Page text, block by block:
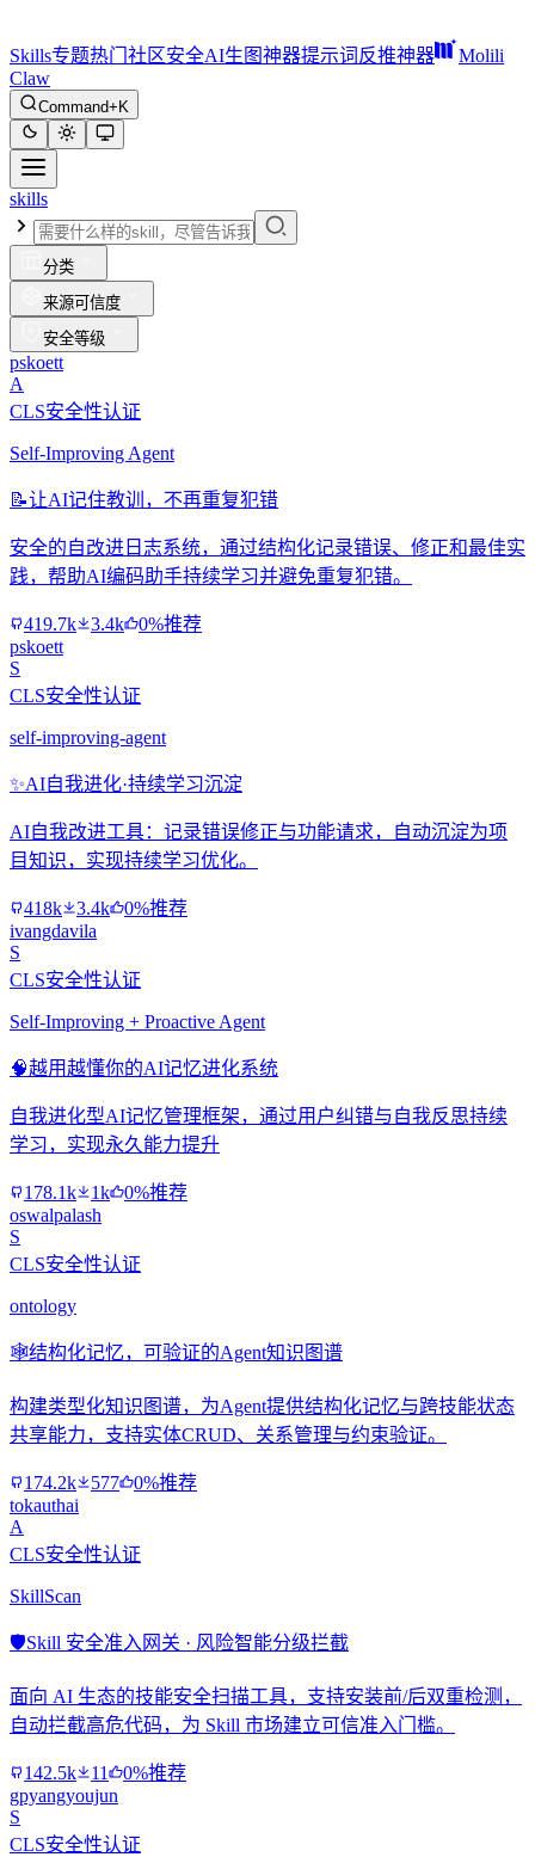
Skills专题热门 社区安全AI生图神器提示词反推神器
Molili
Claw
Command+K
skills
分类
来源可信度
安全等级
pskoett
A
CLS安全性认证
Self-Improving Agent
📝让AI记住教训，不再重复犯错
安全的自改进日志系统，通过结构化记录错误、修正和最佳实
践，帮助AI编码助手持续学习并避免重复犯错。
419.7k 3.4k
0%推荐
pskoett
S
CLS安全性认证
self-improving-agent
✨AI自我进化·持续学习沉淀
AI自我改进工具：记录错误修正与功能请求，自动沉淀为项
目知识，实现持续学习优化。
418k 3.4k
0%推荐
ivangdavila
S
CLS安全性认证
Self-Improving + Proactive Agent
🧠越用越懂你的AI记忆进化系统
自我进化型AI记忆管理框架，通过用户纠错与自我反思持续
学习，实现永久能力提升
178.1k 1k
0%推荐
oswalpalash
S
CLS安全性认证
ontology
🕸️结构化记忆，可验证的Agent知识图谱
构建类型化知识图谱，为Agent提供结构化记忆与跨技能状态
共享能力，支持实体CRUD、关系管理与约束验证。
174.2k 577
0%推荐
tokauthai
A
CLS安全性认证
SkillScan
🛡️Skill 安全准入网关 · 风险智能分级拦截
面向 AI 生态的技能安全扫描工具，支持安装前/后双重检测，
自动拦截高危代码，为 Skill 市场建立可信准入门槛。
142.5k 11
0%推荐
gpyangyoujun
S
CLS安全性认证